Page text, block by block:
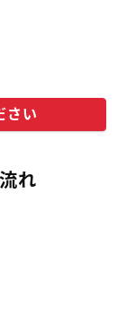
さい
れ